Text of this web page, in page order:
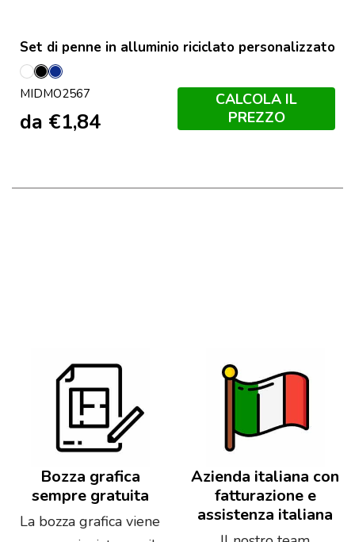
Set di penne in alluminio riciclato personalizzato
Bianco
NeroFrancese
Navy
MIDMO2567
da €1,84
CALCOLA IL
PREZZO
Bozza grafica
sempre gratuita
La bozza grafica viene
Azienda italiana con
fatturazione e
assistenza italiana